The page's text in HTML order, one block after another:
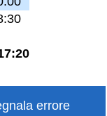
errore